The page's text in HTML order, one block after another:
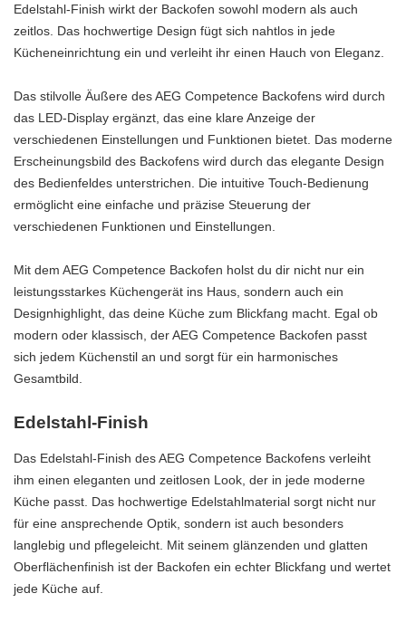
Edelstahl-Finish wirkt der Backofen sowohl modern als auch
zeitlos. Das hochwertige Design fügt sich nahtlos in jede
Kücheneinrichtung ein und verleiht ihr einen Hauch von Eleganz.
Das stilvolle Äußere des AEG Competence Backofens wird durch
das LED-Display ergänzt, das eine klare Anzeige der
verschiedenen Einstellungen und Funktionen bietet. Das moderne
Erscheinungsbild des Backofens wird durch das elegante Design
des Bedienfeldes unterstrichen. Die intuitive Touch-Bedienung
ermöglicht eine einfache und präzise Steuerung der
verschiedenen Funktionen und Einstellungen.
Mit dem AEG Competence Backofen holst du dir nicht nur ein
leistungsstarkes Küchengerät ins Haus, sondern auch ein
Designhighlight, das deine Küche zum Blickfang macht. Egal ob
modern oder klassisch, der AEG Competence Backofen passt
sich jedem Küchenstil an und sorgt für ein harmonisches
Gesamtbild.
Edelstahl-Finish
Das Edelstahl-Finish des AEG Competence Backofens verleiht
ihm einen eleganten und zeitlosen Look, der in jede moderne
Küche passt. Das hochwertige Edelstahlmaterial sorgt nicht nur
für eine ansprechende Optik, sondern ist auch besonders
langlebig und pflegeleicht. Mit seinem glänzenden und glatten
Oberflächenfinish ist der Backofen ein echter Blickfang und wertet
jede Küche auf.